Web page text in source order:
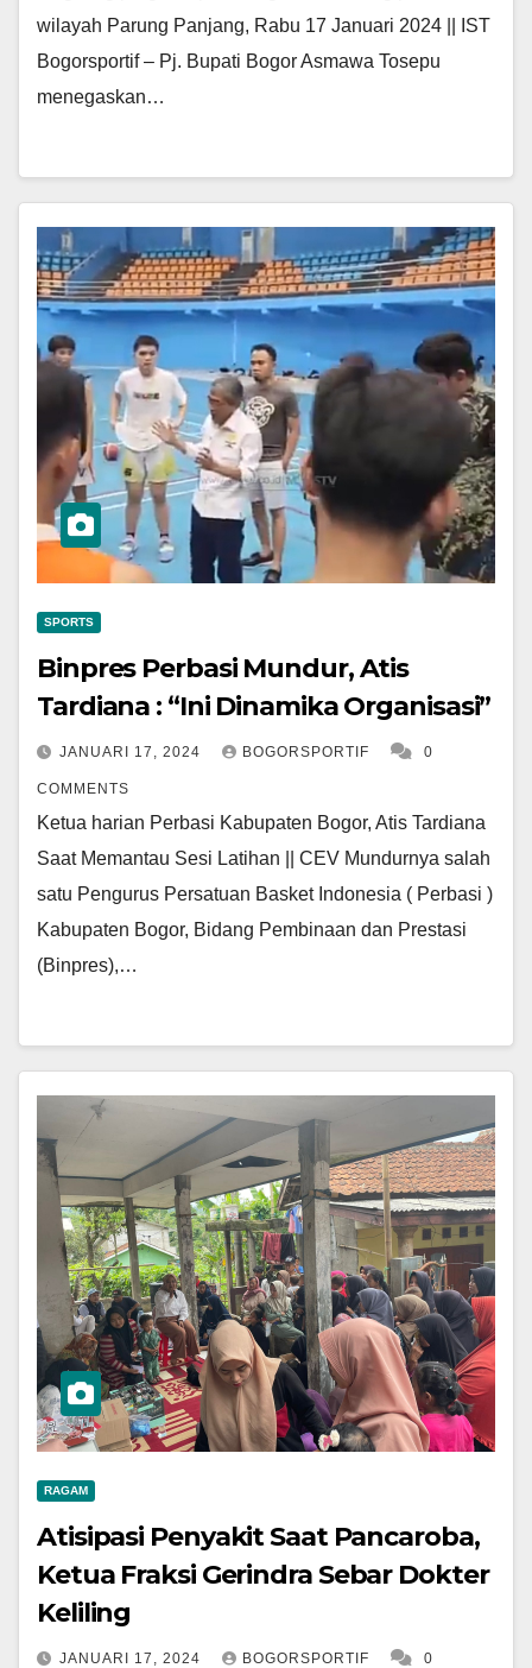
wilayah Parung Panjang, Rabu 17 Januari 2024 || IST
Bogorsportif – Pj. Bupati Bogor Asmawa Tosepu
menegaskan…
SPORTS
Binpres Perbasi Mundur, Atis
Tardiana : “Ini Dinamika Organisasi”
JANUARI 17, 2024 BOGORSPORTIF 0
COMMENTS
Ketua harian Perbasi Kabupaten Bogor, Atis Tardiana
Saat Memantau Sesi Latihan || CEV Mundurnya salah
satu Pengurus Persatuan Basket Indonesia ( Perbasi )
Kabupaten Bogor, Bidang Pembinaan dan Prestasi
(Binpres),…
RAGAM
Atisipasi Penyakit Saat Pancaroba,
Ketua Fraksi Gerindra Sebar Dokter
Keliling
JANUARI 17, 2024 BOGORSPORTIF 0